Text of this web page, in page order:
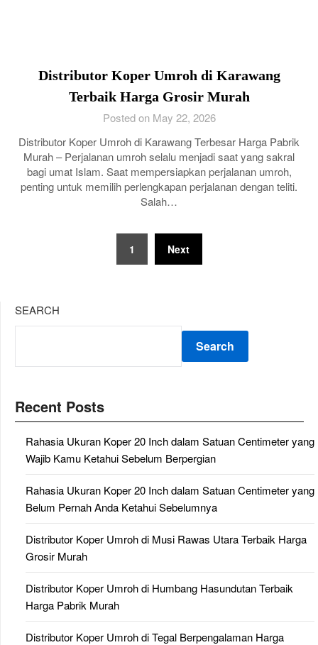
Distributor Koper Umroh di Karawang
Terbaik Harga Grosir Murah
Posted on May 22, 2026
Distributor Koper Umroh di Karawang Terbesar Harga Pabrik
Murah – Perjalanan umroh selalu menjadi saat yang sakral
bagi umat Islam. Saat mempersiapkan perjalanan umroh,
penting untuk memilih perlengkapan perjalanan dengan teliti.
Salah…
1 Next
SEARCH
Search
Recent Posts
Rahasia Ukuran Koper 20 Inch dalam Satuan Centimeter yang
Wajib Kamu Ketahui Sebelum Berpergian
Rahasia Ukuran Koper 20 Inch dalam Satuan Centimeter yang
Belum Pernah Anda Ketahui Sebelumnya
Distributor Koper Umroh di Musi Rawas Utara Terbaik Harga
Grosir Murah
Distributor Koper Umroh di Humbang Hasundutan Terbaik
Harga Pabrik Murah
Distributor Koper Umroh di Tegal Berpengalaman Harga